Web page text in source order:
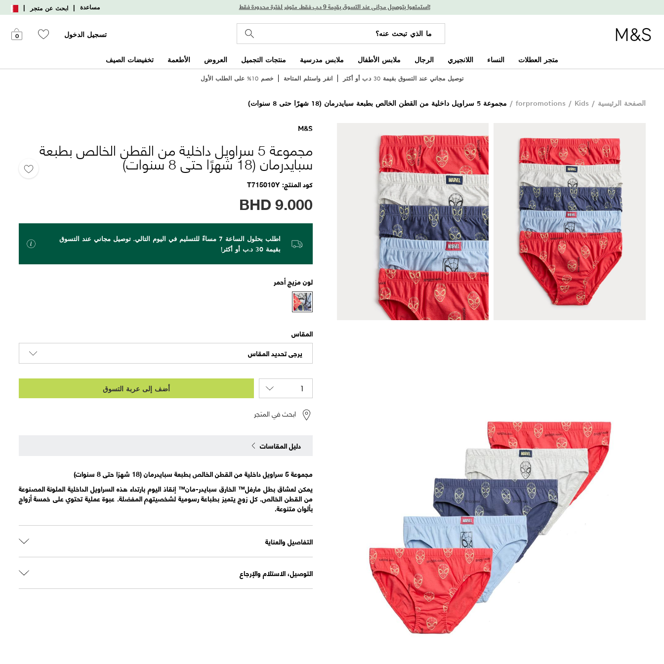
استمتعوا بتوصيل مجاني عند التسوق بقيمة 9 د.ب فقط. متوفر لفترة محدودة فقط! مساعدة | ابحث عن متجر |
تسجيل الدخول 0
متجر العطلات النساء اللانجيري الرجال ملابس الأطفال ملابس مدرسية منتجات التجميل العروض الأطعمة تخفيضات الصيف
توصيل مجاني عند التسوق بقيمة 30 د.ب أو أكثر انقر واستلم المتاحة خصم 10% على الطلب الأول
الصفحة الرئيسية /
forpromotions / Kids
/ مجموعة 5 سراويل داخلية من القطن الخالص بطبعة سبايدرمان (18 شهرًا حتى 8 سنوات)
M&S
مجموعة 5 سراويل داخلية من القطن الخالص بطبعة
سبايدرمان (18 شهرًا حتى 8 سنوات)
كود المنتج T715010Y
BHD9.000
اطلب بحلول الساعة 7 مساءً للتسليم في اليوم التالي. توصيل مجاني عند التسوق
بقيمة 30 د.ب أو أكثر!
لون مزيج أحمر
المقاس
يرجى تحديد المقاس
أضف إلى عربة التسوق
ابحث في المتجر
دليل المقاسات
مجموعة 5 سراويل داخلية من القطن الخالص بطبعة سبايدرمان (18 شهرًا حتى 8 سنوات)
يمكن لعشاق بطل مارفل™ الخارق سبايدر-مان™ إنقاذ اليوم بارتداء هذه السراويل الداخلية الملونة المصنوعة
من القطن الخالص. كل زوج يتميز بطباعة رسومية لشخصيتهم المفضلة. عبوة عملية تحتوي على خمسة أزواج
بألوان متنوعة.
التفاصيل والعناية
التوصيل، الاستلام والإرجاع